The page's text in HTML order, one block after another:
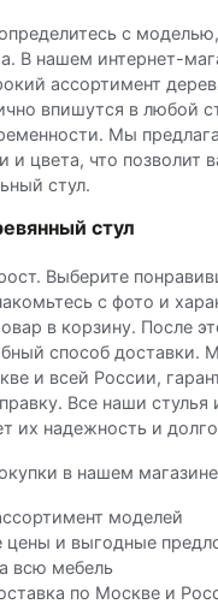
с
В нашем интернет-
ассортимент
впишутся в любой
Мы
и цвета, что позволит
стул.
стул
Выберите
с фото и
в корзину. После
способ доставки.
и всей России,
Все наши
их надежность и
в нашем
моделей
цены и выгодные
всю мебель
по Москве и